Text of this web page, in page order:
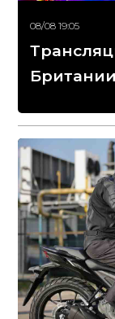
08/08 19:05